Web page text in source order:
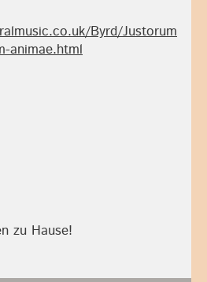
Byrd/Justorum
animae.html
zu Hause!